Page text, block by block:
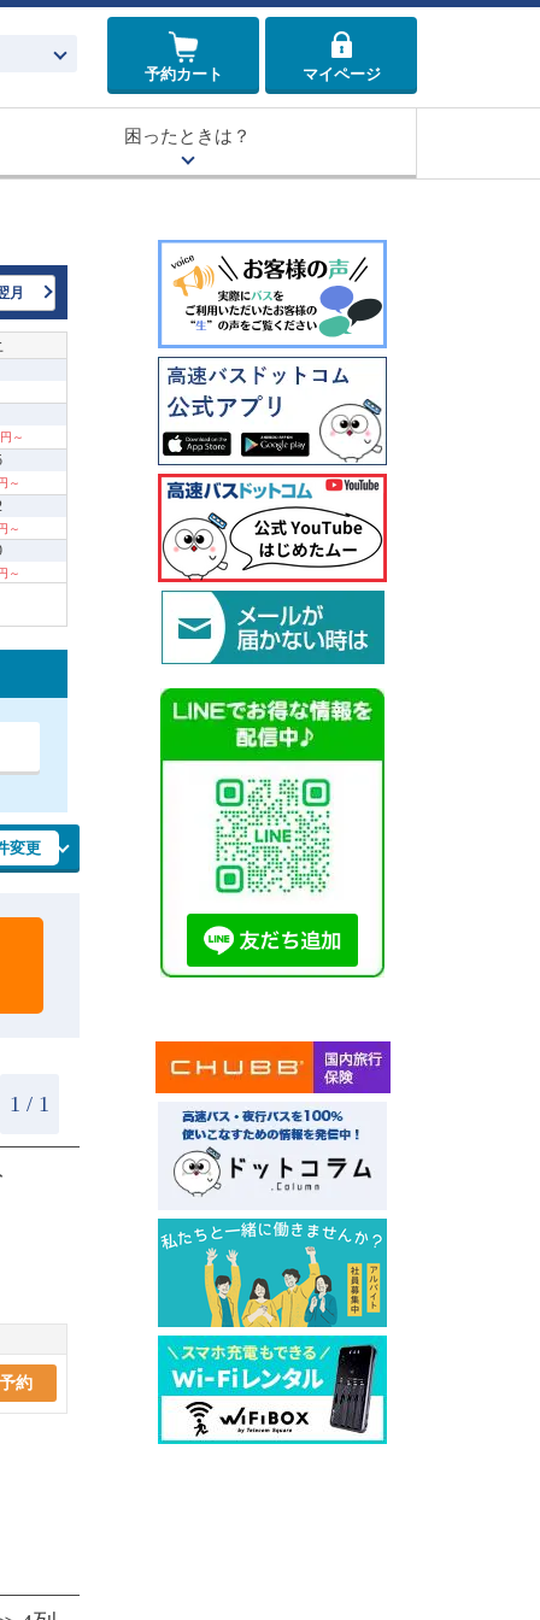
予約カート マイページ
困ったときは？
月
～
～
～
～
変更
1 / 1
予約